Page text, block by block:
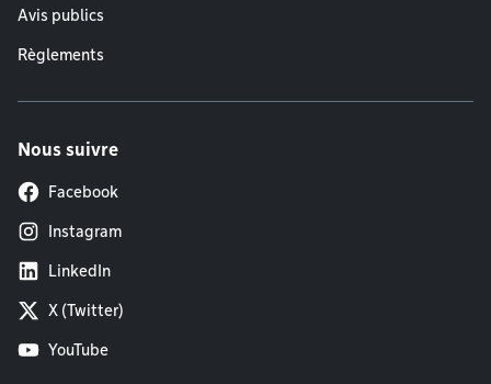
Avis publics
Règlements
Nous suivre
Facebook
Instagram
LinkedIn
X (Twitter)
YouTube